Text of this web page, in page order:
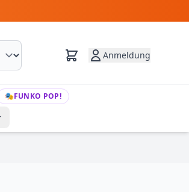
Anmeldung
🎭FUNKO POP!